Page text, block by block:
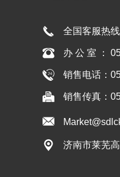
全国客服热线
办 公 室 ：
销售电话：
销售传真：
济南市莱芜